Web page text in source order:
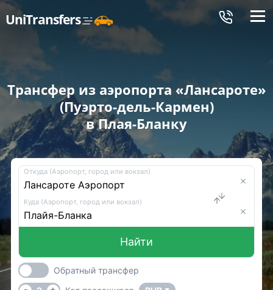
UniTransfers Меню
Трансфер из аэропорта «Лансароте»
(Пуэрто-дель-Кармен)
в Плая-Бланку
Откуда (Аэропорт, город или вокзал)
Куда (Аэропорт, город или вокзал)
Найти
Обратный трансфер